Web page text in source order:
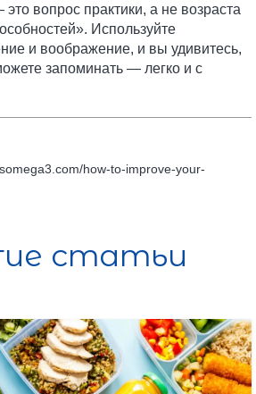
вопрос практики, а не возраста
Используйте
и воображение, и вы удивитесь,
запоминать — легко и с
how-to-improve-your-
статьи